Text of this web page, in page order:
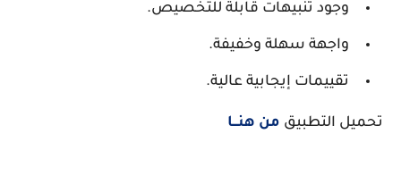
وجود تنبيهات قابلة للتخصيص.
واجهة سهلة وخفيفة.
تقييمات إيجابية عالية.
تحميل التطبيق من هنـــا